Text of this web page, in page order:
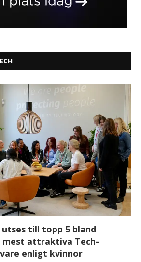
till topp 5 bland
mest attraktiva Tech-
enligt kvinnor